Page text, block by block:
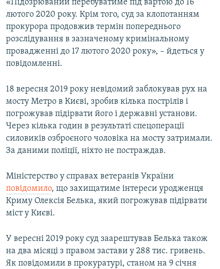
«Підозрюваний перебуватиме під вартою до 16
лютого 2020 року. Крім того, суд за клопотанням
прокурора продовжив термін попереднього
розслідування в зазначеному кримінальному
провадженні до 17 лютого 2020 року», – йдеться у
повідомленні.
18 вересня 2019 року невідомий заблокував рух на
мосту Метро в Києві, зробив кілька пострілів і
погрожував підірвати його і державні установи.
Через кілька годин в результаті спецоперації
силовиків озброєного чоловіка на мосту затримали.
За даними поліції, ніхто не постраждав.
Міністерство у справах ветеранів України
повідомило, що захищатиме інтереси уродженця
Криму Олексія Белька, який погрожував підірвати
міст у Києві.
У вересні 2019 року суд заарештував Белька також
на два місяці з правом застави у 288 тис. гривень.
Як повідомили в прокуратурі, станом на 9 січня